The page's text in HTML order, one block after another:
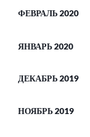
ФЕВРАЛЬ 2020
ЯНВАРЬ 2020
ДЕКАБРЬ 2019
НОЯБРЬ 2019